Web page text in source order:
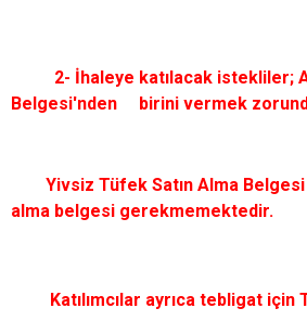
2- İhaleye katılacak istekliler; A-
Belgesi'nden birini vermek
Yivsiz Tüfek Satın Alma Belgesi
alma belgesi gerekmemektedir.
Katılımcılar ayrıca tebligat için